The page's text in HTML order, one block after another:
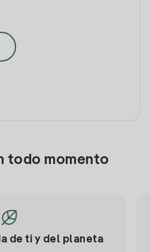
todo momento
de ti y del planeta